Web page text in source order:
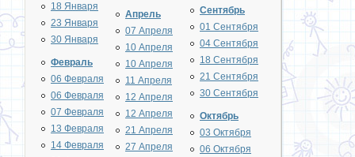
18 Января
23 Января
30 Января
Февраль
06 Февраля
06 Февраля
07 Февраля
13 Февраля
14 Февраля
Апрель
07 Апреля
10 Апреля
10 Апреля
11 Апреля
12 Апреля
12 Апреля
21 Апреля
27 Апреля
Сентябрь
01 Сентября
04 Сентября
18 Сентября
21 Сентября
30 Сентября
Октябрь
03 Октября
06 Октября